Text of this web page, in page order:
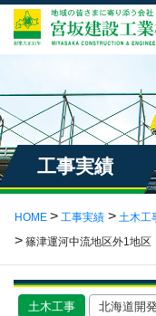
工事実績
HOME 工事実績
土木工
篠津運河中流地区外1地
土木工事 北海道開